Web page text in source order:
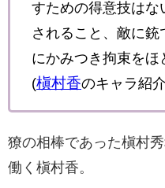
すための得意技はな
されること、敵に
にかみつき拘束をほ
(槇村香のキャラ紹
獠の相棒であった槇村
働く槇村香。